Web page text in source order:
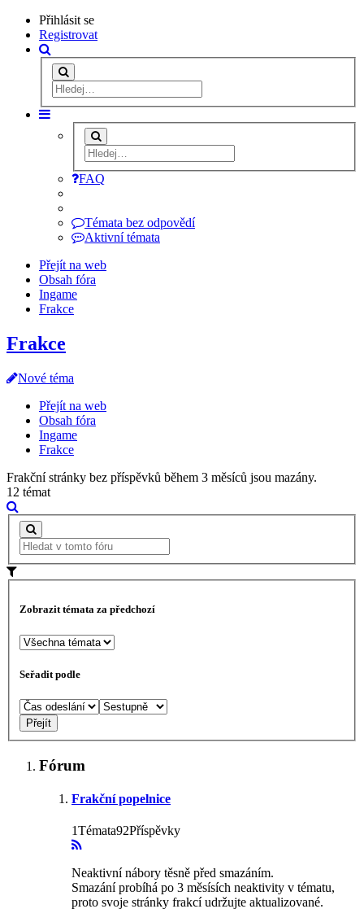
Přihlásit se
Registrovat
FAQ
Témata bez odpovědí
Aktivní témata
Přejít na web
Obsah fóra
Ingame
Frakce
Frakce
Nové téma
Přejít na web
Obsah fóra
Ingame
Frakce
Frakční stránky bez příspěvků během 3 měsíců jsou mazány.
12 témat
Zobrazit témata za předchozí
Seřadit podle
Fórum
Frakční popelnice
1Témata92Příspěvky
Neaktivní nábory těsně před smazáním.
Smazání probíhá po 3 měsísích neaktivity v tématu,
proto svoje stránky frakcí udržujte aktualizované.